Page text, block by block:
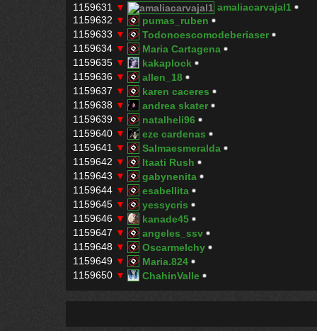
1159631
▼
amaliacarvajal1
1159632 ▼
pumas_ruben
1159633 ▼
Todonoescomodeberiaser
1159634 ▼
Maria Cartagena
1159635 ▼
kakaplock
1159636 ▼
allen_18
1159637 ▼
karen caceres
1159638 ▼
andrea skater
1159639 ▼
natalheli96
1159640 ▼
eze cardenas
1159641 ▼
Salmaesmeralda
1159642 ▼
Itaati Rush
1159643 ▼
gabynenita
1159644 ▼
esabellita
1159645 ▼
yessycris
1159646 ▼
kanade45
1159647 ▼
angeles_ssv
1159648 ▼
Oscarmelchy
1159649 ▼
Maria.824
1159650 ▼ ChahinValle